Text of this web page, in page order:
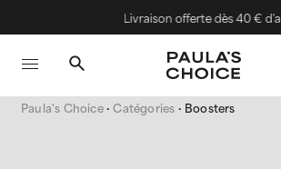
Livraison offerte dès 40 €
Paula's Choice Catégories Boosters